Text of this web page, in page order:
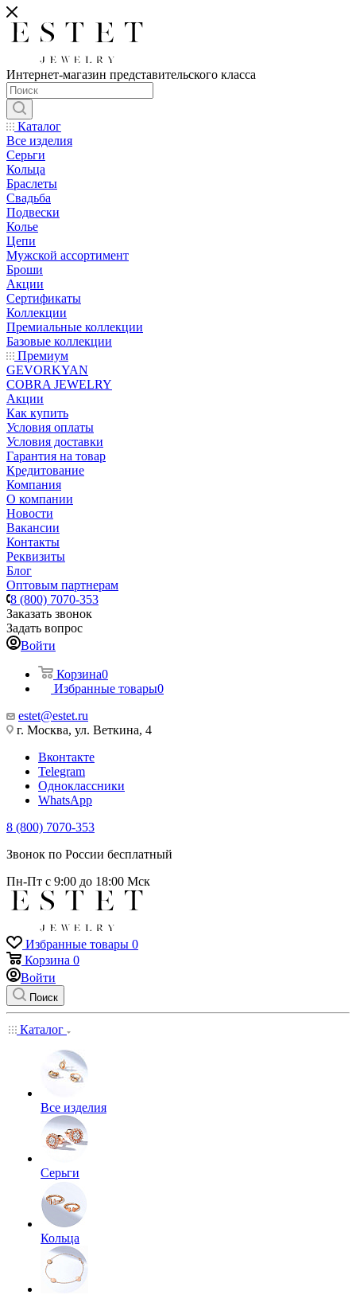
Интернет-магазин представительского класса
Каталог
Все изделия
Серьги
Кольца
Браслеты
Свадьба
Подвески
Колье
Цепи
Мужской ассортимент
Броши
Акции
Сертификаты
Коллекции
Премиальные коллекции
Базовые коллекции
Премиум
GEVORKYAN
COBRA JEWELRY
Акции
Как купить
Условия оплаты
Условия доставки
Гарантия на товар
Кредитование
Компания
О компании
Новости
Вакансии
Контакты
Реквизиты
Блог
Оптовым партнерам
8 (800) 7070-353
Заказать звонок
Задать вопрос
Войти
Корзина0
Избранные товары0
estet@estet.ru
г. Москва, ул. Веткина, 4
Вконтакте
Telegram
Одноклассники
WhatsApp
8 (800) 7070-353
Звонок по России бесплатный
Пн-Пт с 9:00 до 18:00 Мск
Избранные товары 0
Корзина 0
Войти
Поиск
Каталог
Все изделия
Серьги
Кольца